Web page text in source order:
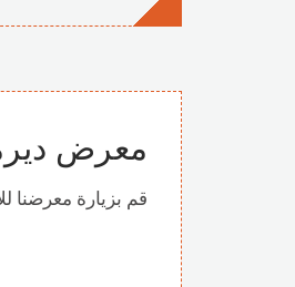
معرض
قم بزيارة معرضنا